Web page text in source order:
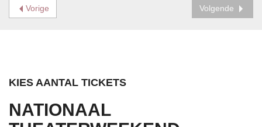
Vorige Volgende
KIES AANTAL TICKETS
NATIONAAL